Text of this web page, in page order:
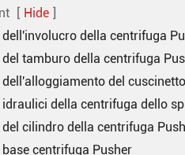
[ Hide ]
della centrifuga
tamburo della centrifuga
del
della centrifuga dello
cilindro della centrifuga
centrifuga Pusher